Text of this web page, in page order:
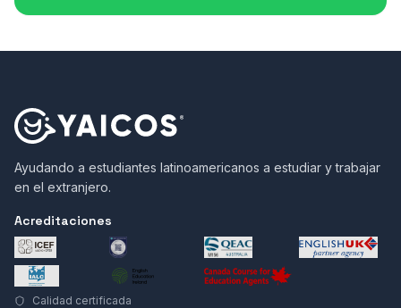
Ayudando a estudiantes latinoamericanos a estudiar y trabajar
en el extranjero.
Acreditaciones
Calidad certificada